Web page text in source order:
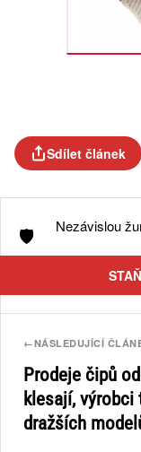
Sdílet článek
🛡️ Nezávislou
←NÁSLEDUJÍCÍ
Prodeje čipů
klesají,
dražších